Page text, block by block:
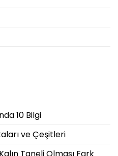
10 Bilgi
ve Çeşitleri
Taneli Olması Fark